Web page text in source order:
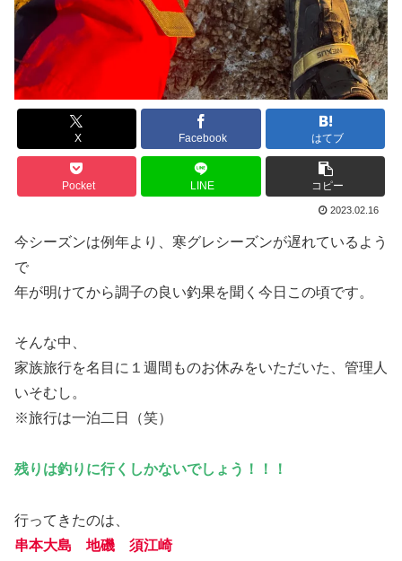
X Facebook はてブ
Pocket LINE コピー
2023.02.16
今シーズンは例年より、寒グレシーズンが遅れているよう
で
年が明けてから調子の良い釣果を聞く今日この頃です。
そんな中、
家族旅行を名目に１週間ものお休みをいただいた、管理人
いそむし。
※旅行は一泊二日（笑）
残りは釣りに行くしかないでしょう！！！
行ってきたのは、
串本大島 地磯 須江崎